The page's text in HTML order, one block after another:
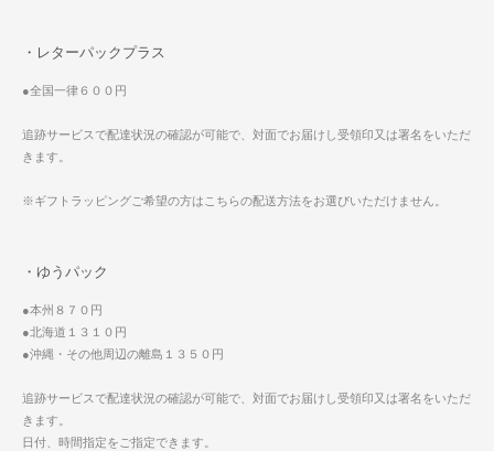
・レターパックプラス
●全国一律６００円
追跡サービスで配達状況の確認が可能で、対面でお届けし受領印又は署名をいただ
きます。
※ギフトラッピングご希望の方はこちらの配送方法をお選びいただけません。
・ゆうパック
●本州８７０円
●北海道１３１０円
●沖縄・その他周辺の離島１３５０円
追跡サービスで配達状況の確認が可能で、対面でお届けし受領印又は署名をいただ
きます。
日付、時間指定をご指定できます。